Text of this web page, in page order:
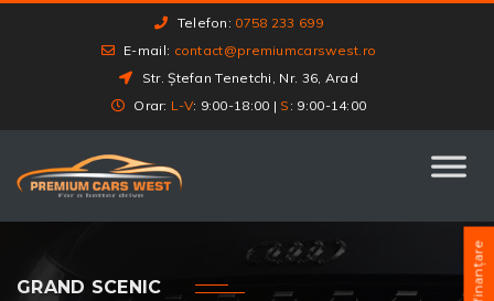
Telefon: 0758 233 699
E-mail: contact@premiumcarswest.ro
Str. Ștefan Tenetchi, Nr. 36, Arad
Orar: L-V: 9:00-18:00 | S : 9:00-14:00
GRAND SCENIC